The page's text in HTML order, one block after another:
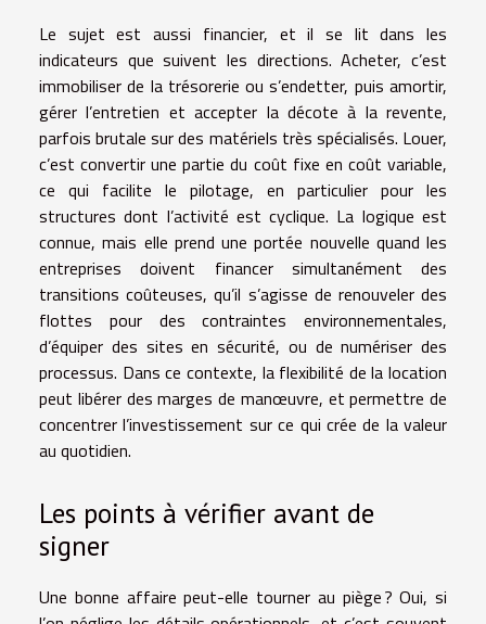
Le sujet est aussi financier, et il se lit dans les
indicateurs que suivent les directions. Acheter, c’est
immobiliser de la trésorerie ou s’endetter, puis amortir,
gérer l’entretien et accepter la décote à la revente,
parfois brutale sur des matériels très spécialisés. Louer,
c’est convertir une partie du coût fixe en coût variable,
ce qui facilite le pilotage, en particulier pour les
structures dont l’activité est cyclique. La logique est
connue, mais elle prend une portée nouvelle quand les
entreprises doivent financer simultanément des
transitions coûteuses, qu’il s’agisse de renouveler des
flottes pour des contraintes environnementales,
d’équiper des sites en sécurité, ou de numériser des
processus. Dans ce contexte, la flexibilité de la location
peut libérer des marges de manœuvre, et permettre de
concentrer l’investissement sur ce qui crée de la valeur
au quotidien.
Les points à vérifier avant de
signer
Une bonne affaire peut-elle tourner au piège ? Oui, si